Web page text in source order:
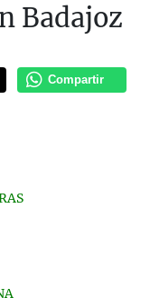
Badajoz
Compartir